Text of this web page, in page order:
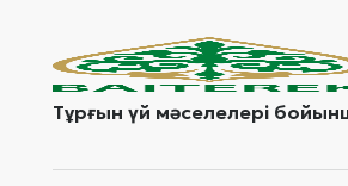
Тұрғын үй мәселелері